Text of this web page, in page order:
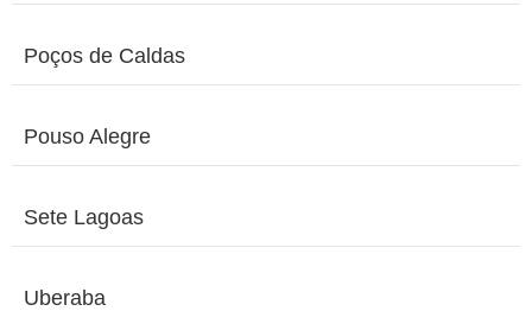
Poços de Caldas
Pouso Alegre
Sete Lagoas
Uberaba